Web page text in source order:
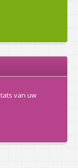
van uw